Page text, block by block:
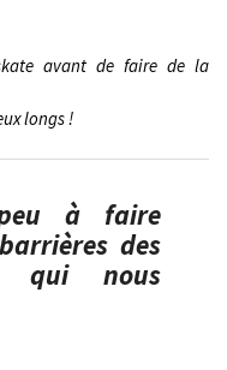
avant de faire de la
longs !
à faire
des
qui nous